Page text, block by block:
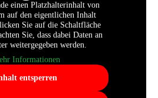
einen Platzhalterinhalt von
auf den eigentlichen Inhalt
Sie auf die Schaltfläche
Sie, dass dabei Daten an
weitergegeben werden.
Informationen
entsperren